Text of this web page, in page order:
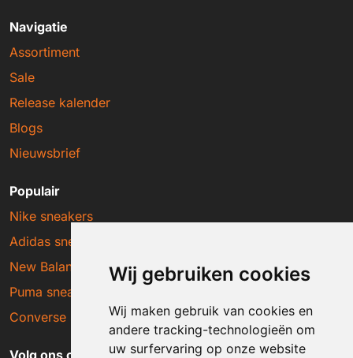
Wij gebruiken cookies
Wij maken gebruik van cookies en
andere tracking-technologieën om
uw surfervaring op onze website
Navigatie
Assortiment
Sale
Release kalender
Blogs
Nieuwsbrief
Populair
Nike sneakers
Adidas sneakers
New Balance sneakers
Puma sneakers
Converse sneakers
Volg ons op social media